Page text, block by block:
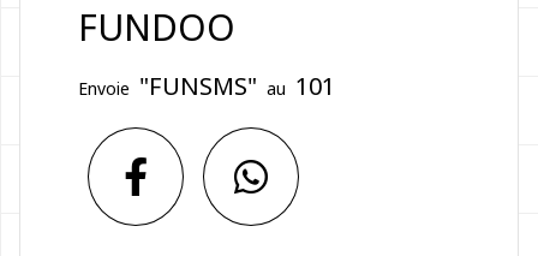
FUNDOO
Envoie "FUNSMS" au 101